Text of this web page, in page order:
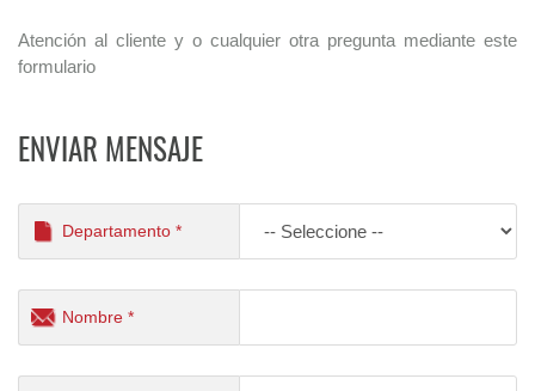
Atención al cliente y o cualquier otra pregunta mediante este
formulario
ENVIAR MENSAJE
Departamento *
Nombre *